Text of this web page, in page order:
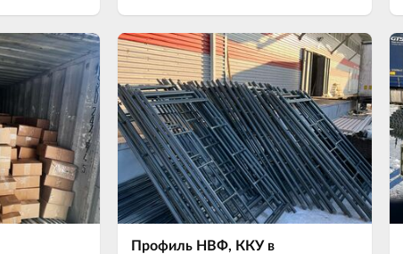
Профиль НВФ, ККУ в